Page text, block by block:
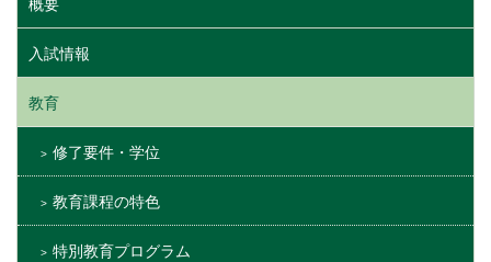
概要
入試情報
教育
修了要件・学位
教育課程の特色
特別教育プログラム